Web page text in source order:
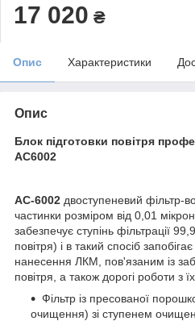
17 020 ₴
Опис Характеристики
Опис
Блок підготовки повітря
AC6002
AC-6002 двоступеневий фільтр-
частинки розміром від 0,01
забезпечує ступінь фільтрації
повітря) і в такий спосіб
нанесення ЛКМ, пов'язаним із
повітря, а також дорогі роботи з
Фільтр із пресованої
очищення) зі ступенем